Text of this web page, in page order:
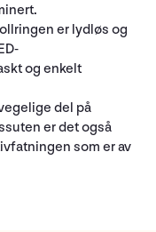
er lydløs og
og enkelt
del på
er det også
som er av